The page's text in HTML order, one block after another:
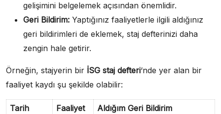
gelişimini belgelemek açısından önemlidir.
Geri Bildirim: Yaptığınız faaliyetlerle ilgili aldığınız
geri bildirimleri de eklemek, staj defterinizi daha
zengin hale getirir.
Örneğin, stajyerin bir İSG staj defteri‘nde yer alan bir
faaliyet kaydı şu şekilde olabilir:
Tarih Faaliyet
Aldığım Geri Bildirim